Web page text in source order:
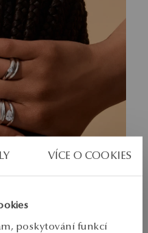
VÍCE O COOKIES
poskytování funkcí